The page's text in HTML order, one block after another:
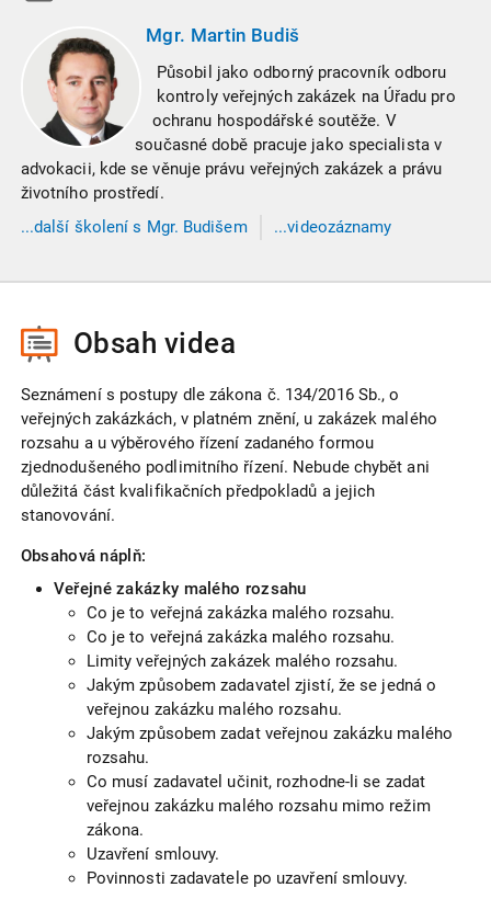
Mgr. Martin Budiš
Působil jako odborný pracovník odboru
kontroly veřejných zakázek na Úřadu pro
ochranu hospodářské soutěže. V
současné době pracuje jako specialista v
advokacii, kde se věnuje právu veřejných zakázek a právu
životního prostředí.
...další školení s Mgr. Budišem
...videozáznamy
Obsah videa
Seznámení s postupy dle zákona č. 134/2016 Sb., o
veřejných zakázkách, v platném znění, u zakázek malého
rozsahu a u výběrového řízení zadaného formou
zjednodušeného podlimitního řízení. Nebude chybět ani
důležitá část kvalifikačních předpokladů a jejich
stanovování.
Obsahová náplň:
Veřejné zakázky malého rozsahu
Co je to veřejná zakázka malého rozsahu.
Co je to veřejná zakázka malého rozsahu.
Limity veřejných zakázek malého rozsahu.
Jakým způsobem zadavatel zjistí, že se jedná o
veřejnou zakázku malého rozsahu.
Jakým způsobem zadat veřejnou zakázku malého
rozsahu.
Co musí zadavatel učinit, rozhodne-li se zadat
veřejnou zakázku malého rozsahu mimo režim
zákona.
Uzavření smlouvy.
Povinnosti zadavatele po uzavření smlouvy.